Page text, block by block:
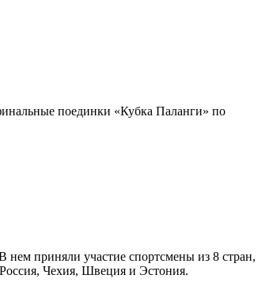
поединки «Кубка Паланги» по
приняли участие спортсмены из 8 стран,
Чехия, Швеция и Эстония.